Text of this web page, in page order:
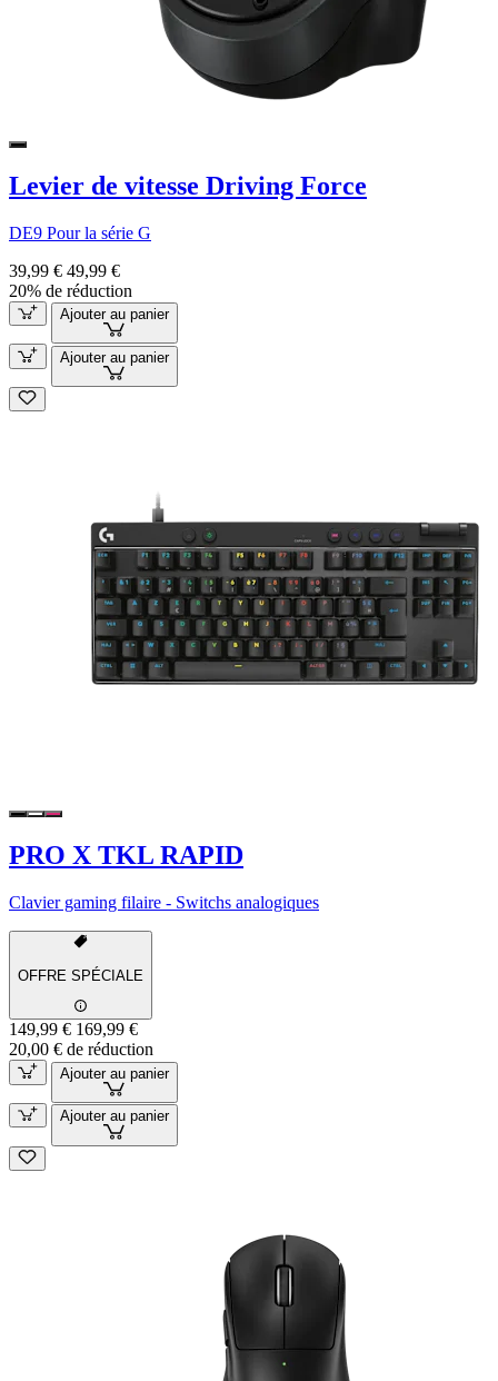
Levier de vitesse Driving Force
DE9 Pour la série G
39,99 € 49,99 €
20% de réduction
Ajouter au panier
Ajouter au panier
PRO X TKL RAPID
Clavier gaming filaire - Switchs analogiques
OFFRE SPÉCIALE
149,99 € 169,99 €
20,00 € de réduction
Ajouter au panier
Ajouter au panier